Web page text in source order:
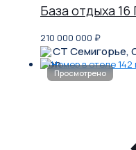
База отдыха 16
210 000 000 ₽
СТ Семигорье,